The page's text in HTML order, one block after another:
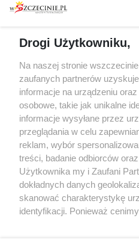
Spacery i oprowadzania
targi
Wernisaże
Więcej
Partnerzy
Praca Szczecin
Drogi Użytkowniku,
Na naszej stronie
zaufanych partnerów
informacje na urządzeniu
osobowe, takie jak unikalne
informacje wysyłane przez
przeglądania w celu
reklam, wybór
treści, badanie odbiorców
Użytkownika my i Zaufani
dokładnych danych
skanować charakterystykę
identyfikacji. Ponieważ